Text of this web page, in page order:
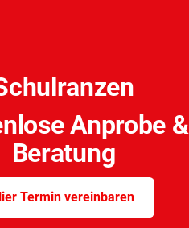
Anprobe &
Beratung
Termin vereinbaren